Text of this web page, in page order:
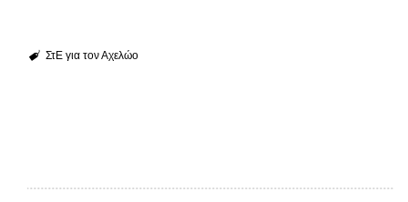
ΣτΕ για τον Αχελώο